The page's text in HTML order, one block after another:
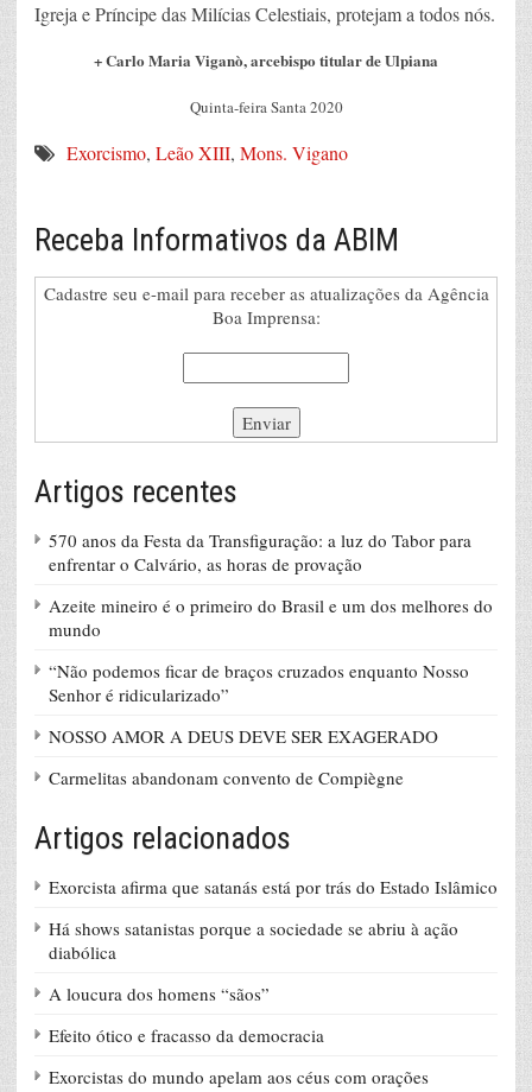
Igreja e Príncipe das Milícias Celestiais, protejam a todos nós.
+ Carlo Maria Viganò, arcebispo titular de Ulpiana
Quinta-feira Santa 2020
Exorcismo, Leão XIII, Mons. Vigano
Receba Informativos da ABIM
Cadastre seu e-mail para receber as atualizações da Agência
Boa Imprensa:
Artigos recentes
570 anos da Festa da Transfiguração: a luz do Tabor para
enfrentar o Calvário, as horas de provação
Azeite mineiro é o primeiro do Brasil e um dos melhores do
mundo
“Não podemos ficar de braços cruzados enquanto Nosso
Senhor é ridicularizado”
NOSSO AMOR A DEUS DEVE SER EXAGERADO
Carmelitas abandonam convento de Compiègne
Artigos relacionados
Exorcista afirma que satanás está por trás do Estado Islâmico
Há shows satanistas porque a sociedade se abriu à ação
diabólica
A loucura dos homens “sãos”
Efeito ótico e fracasso da democracia
Exorcistas do mundo apelam aos céus com orações